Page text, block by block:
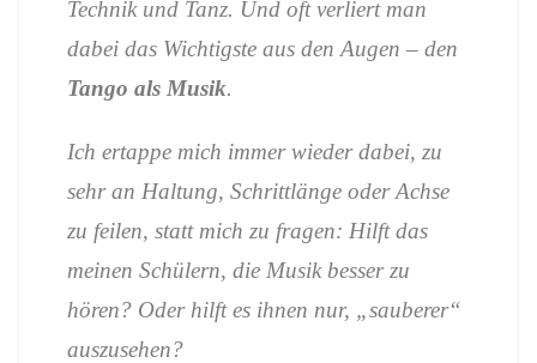
Technik und Tanz. Und oft verliert man
dabei das Wichtigste aus den Augen – den
Tango als Musik.
Ich ertappe mich immer wieder dabei, zu
sehr an Haltung, Schrittlänge oder Achse
zu feilen, statt mich zu fragen: Hilft das
meinen Schülern, die Musik besser zu
hören? Oder hilft es ihnen nur, „sauberer“
auszusehen?